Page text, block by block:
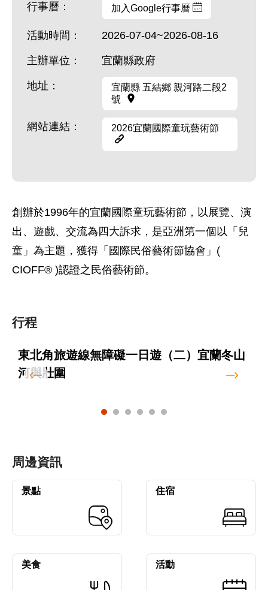
行事曆： 加入Google行事曆
活動時間： 2026-07-04~2026-08-16
主辦單位： 宜蘭縣政府
地址：
宜蘭縣 五結鄉 親河路二段2
號
網站連結： 2026宜蘭國際童玩藝術節
創辦於1996年的宜蘭國際童玩藝術節，以展覽、演
出、遊戲、交流為四大訴求，是亞洲第一個以「兒
童」為主題，獲得「國際民俗藝術節協會」(
CIOFF® )認證之民俗藝術節。
行程
東北角旅遊線無障礙一日遊（二）宜蘭冬山
河與壯圍
周邊資訊
景點 住宿
美食 活動